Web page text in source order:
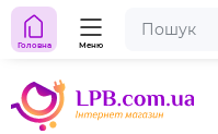
Головна Меню